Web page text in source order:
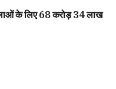
के लिए 68 करोड़ 34 लाख